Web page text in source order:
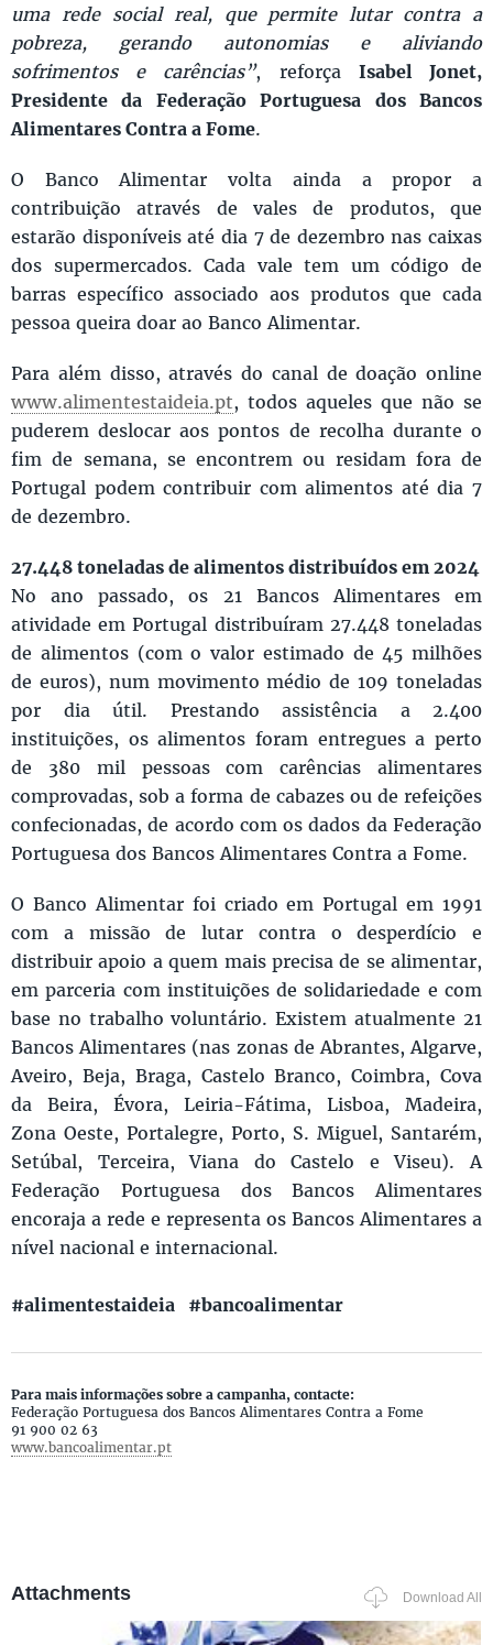
uma rede social real, que permite lutar contra a
pobreza, gerando autonomias e aliviando
sofrimentos e carências”, reforça Isabel Jonet,
Presidente da Federação Portuguesa dos Bancos
Alimentares Contra a Fome.
O Banco Alimentar volta ainda a propor a
contribuição através de vales de produtos, que
estarão disponíveis até dia 7 de dezembro nas caixas
dos supermercados. Cada vale tem um código de
barras específico associado aos produtos que cada
pessoa queira doar ao Banco Alimentar.
Para além disso, através do canal de doação online
www.alimentestaideia.pt, todos aqueles que não se
puderem deslocar aos pontos de recolha durante o
fim de semana, se encontrem ou residam fora de
Portugal podem contribuir com alimentos até dia 7
de dezembro.
27.448 toneladas de alimentos distribuídos em 2024
No ano passado, os 21 Bancos Alimentares em
atividade em Portugal distribuíram 27.448 toneladas
de alimentos (com o valor estimado de 45 milhões
de euros), num movimento médio de 109 toneladas
por dia útil. Prestando assistência a 2.400
instituições, os alimentos foram entregues a perto
de 380 mil pessoas com carências alimentares
comprovadas, sob a forma de cabazes ou de refeições
confecionadas, de acordo com os dados da Federação
Portuguesa dos Bancos Alimentares Contra a Fome.
O Banco Alimentar foi criado em Portugal em 1991
com a missão de lutar contra o desperdício e
distribuir apoio a quem mais precisa de se alimentar,
em parceria com instituições de solidariedade e com
base no trabalho voluntário. Existem atualmente 21
Bancos Alimentares (nas zonas de Abrantes, Algarve,
Aveiro, Beja, Braga, Castelo Branco, Coimbra, Cova
da Beira, Évora, Leiria-Fátima, Lisboa, Madeira,
Zona Oeste, Portalegre, Porto, S. Miguel, Santarém,
Setúbal, Terceira, Viana do Castelo e Viseu). A
Federação Portuguesa dos Bancos Alimentares
encoraja a rede e representa os Bancos Alimentares a
nível nacional e internacional.
#alimentestaideia #bancoalimentar
Para mais informações sobre a campanha, contacte:
Federação Portuguesa dos Bancos Alimentares Contra a Fome
91 900 02 63
www.bancoalimentar.pt
Attachments Download All